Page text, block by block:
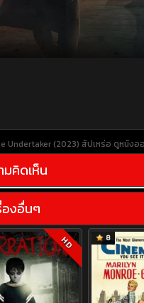
Undertaker (2023) สัปเหร่อ ดูหนังอ
มคิดเห็น
องอื่นๆ
HD 8